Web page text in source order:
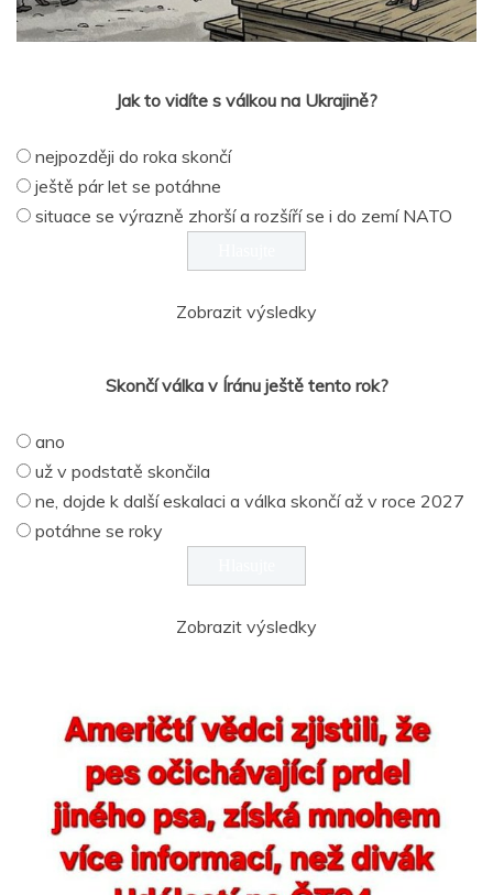
Jak to vidíte s válkou na Ukrajině?
nejpozději do roka skončí
ještě pár let se potáhne
situace se výrazně zhorší a rozšíří se i do zemí NATO
Zobrazit výsledky
Skončí válka v Íránu ještě tento rok?
ano
už v podstatě skončila
ne, dojde k další eskalaci a válka skončí až v roce 2027
potáhne se roky
Zobrazit výsledky